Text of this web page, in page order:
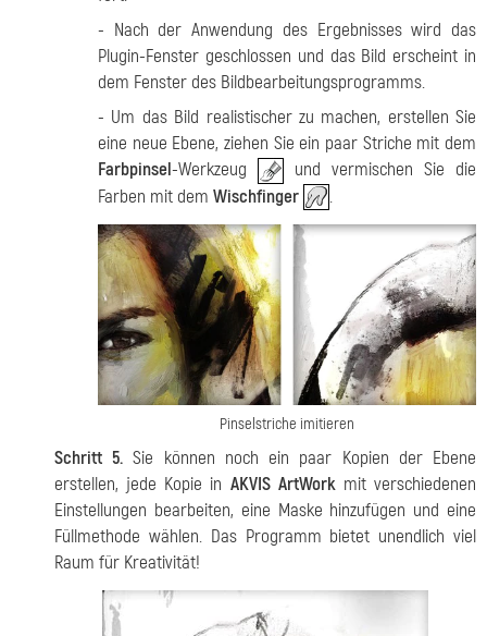
- Nach der Anwendung des Ergebnisses wird das
Plugin-Fenster geschlossen und das Bild erscheint in
dem Fenster des Bildbearbeitungsprogramms.
- Um das Bild realistischer zu machen, erstellen Sie
eine neue Ebene, ziehen Sie ein paar Striche mit dem
Farbpinsel-Werkzeug
und vermischen Sie die
Farben mit dem Wischfinger .
Pinselstriche imitieren
Schritt 5. Sie können noch ein paar Kopien der Ebene
erstellen, jede Kopie in AKVIS ArtWorkmit verschiedenen
Einstellungen bearbeiten, eine Maske hinzufügen und eine
Füllmethode wählen. Das Programm bietet unendlich viel
Raum für Kreativität!